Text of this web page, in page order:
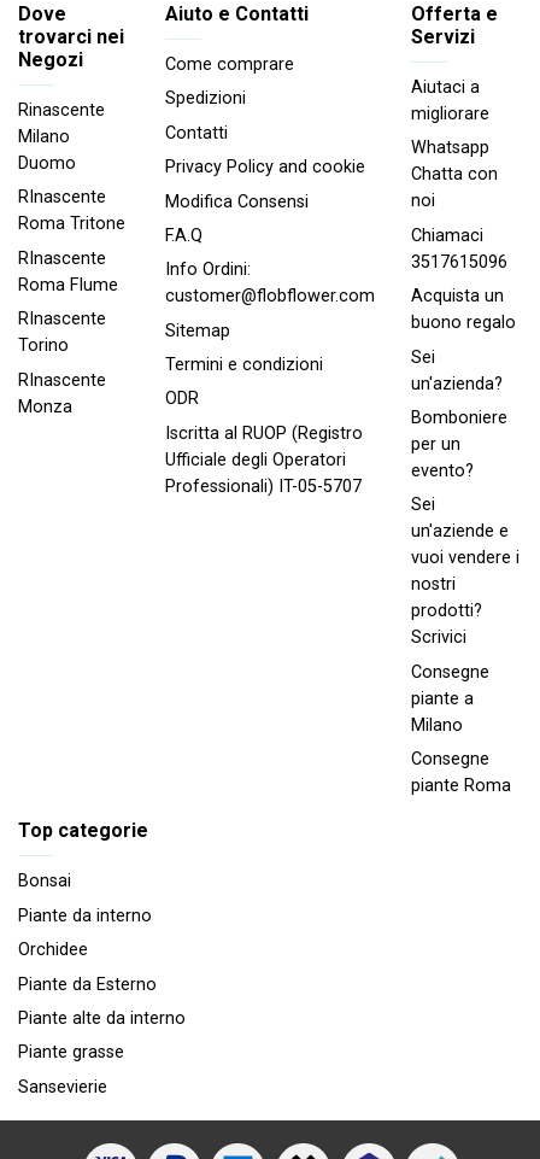
Dove
trovarci nei
Negozi
Rinascente
Milano
Duomo
RInascente
Roma Tritone
RInascente
Roma FIume
RInascente
Torino
RInascente
Monza
Aiuto e Contatti
Come comprare
Spedizioni
Contatti
Privacy Policy and cookie
Modifica Consensi
F.A.Q
Info Ordini:
customer@flobflower.com
Sitemap
Termini e condizioni
ODR
Iscritta al RUOP (Registro
Ufficiale degli Operatori
Professionali) IT-05-5707
Offerta e
Servizi
Aiutaci a
migliorare
Whatsapp
Chatta con
noi
Chiamaci
3517615096
Acquista un
buono regalo
Sei
un'azienda?
Bomboniere
per un
evento?
Sei
un'aziende e
vuoi vendere i
nostri
prodotti?
Scrivici
Consegne
piante a
Milano
Consegne
piante Roma
Top categorie
Bonsai
Piante da interno
Orchidee
Piante da Esterno
Piante alte da interno
Piante grasse
Sansevierie